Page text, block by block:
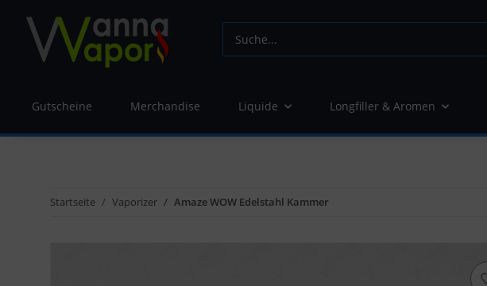
Gutscheine Merchandise Liquide Longfiller & Aromen
Startseite Vaporizer Amaze WOW Edelstahl Kammer